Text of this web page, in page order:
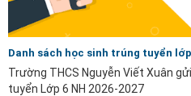
Danh sách học sinh trúng tuyển lớp
Trường THCS Nguyễn Viết Xuân
tuyển Lớp 6 NH 2026-2027